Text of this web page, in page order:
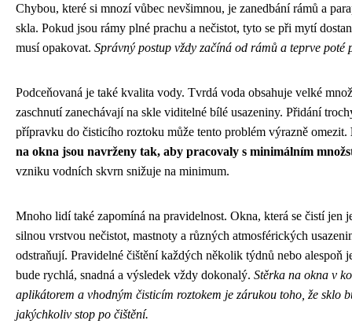
Chybou, které si mnozí vůbec nevšimnou, je zanedbání rámů a
skla. Pokud jsou rámy plné prachu a nečistot, tyto se při mytí
musí opakovat. Správný postup vždy začíná od rámů a teprve
Podceňovaná je také kvalita vody. Tvrdá voda obsahuje velké
zaschnutí zanechávají na skle viditelné bílé usazeniny. Přidání
přípravku do čisticího roztoku může tento problém výrazně omezit.
na okna jsou navrženy tak, aby pracovaly s minimálním
vzniku vodních skvrn snižuje na minimum.
Mnoho lidí také zapomíná na pravidelnost. Okna, která se čistí jen
silnou vrstvou nečistot, mastnoty a různých atmosférických
odstraňují. Pravidelné čištění každých několik týdnů nebo alespoň
bude rychlá, snadná a výsledek vždy dokonalý. Stěrka na okna v
aplikátorem a vhodným čisticím roztokem je zárukou toho, že sklo
jakýchkoliv stop po čištění.